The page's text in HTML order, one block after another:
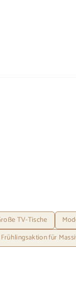
TV-Tische
Frühlingsaktion für